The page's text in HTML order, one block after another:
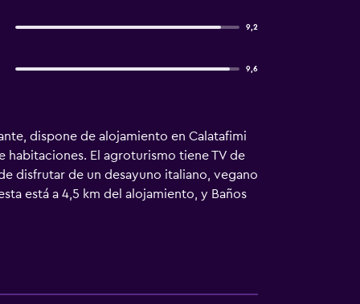
9,2
9,6
dispone de alojamiento en Calatafimi
El agroturismo tiene TV de
disfrutar de un desayuno italiano, vegano
está a 4,5 km del alojamiento, y Baños